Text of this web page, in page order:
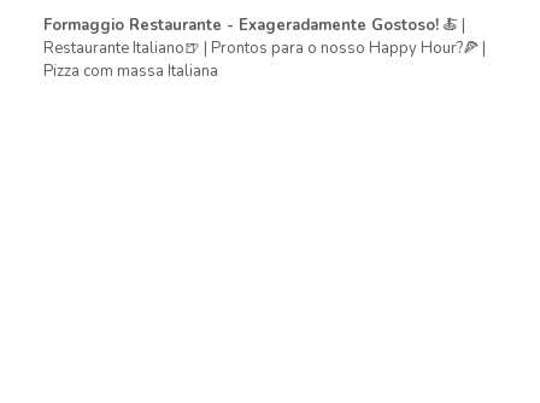
Formaggio Restaurante - Exageradamente Gostoso!🍝 |
Restaurante Italiano🍺 | Prontos para o nosso Happy Hour?🍕 |
Pizza com massa Italiana